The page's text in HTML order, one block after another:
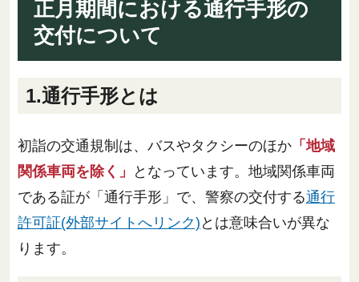
正月期間における通行手形の
交付について
1.通行手形とは
初詣の交通規制は、バスやタクシーのほか 「地域
関係車両を除く」
となっています。地域関係車両
である証が「通行手形」で、警察の交付する通行
許可証(外部サイトへリンク) とは意味合いが異な
ります。